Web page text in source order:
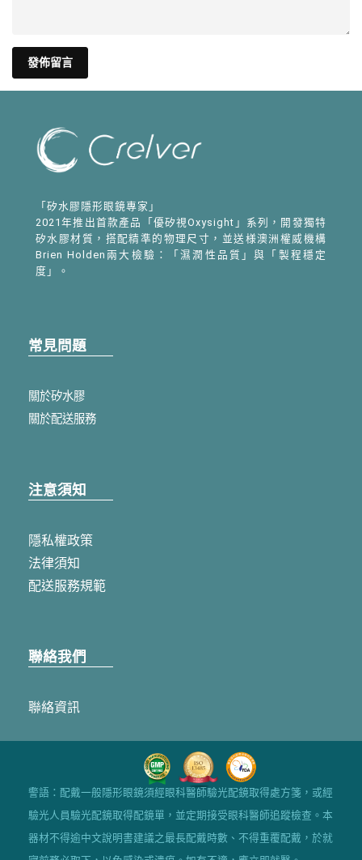
「矽水膠隱形眼鏡專家」
2021年推出首款產品「優矽視Oxysight」系列，開發獨特
矽水膠材質，搭配精準的物理尺寸，並送様澳洲權威機構
Brien Holden兩大檢驗：「濕潤性品質」與「製程穩定
度」。
常見問題
關於矽水膠
關於配送服務
注意須知
隱私權政策
法律須知
配送服務規範
聯絡我們
聯絡資訊
警語：配戴一般隱形眼鏡須經眼科醫師驗光配鏡取得處方箋，或經
驗光人員驗光配鏡取得配鏡單，並定期接受眼科醫師追蹤檢查。本
器材不得逾中文說明書建議之最長配戴時數、不得重覆配戴，於就